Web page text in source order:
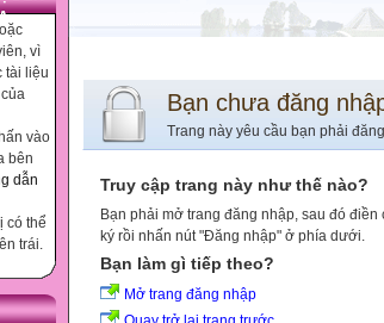
...
vì
tài liệu
vào
bên
dẫn
có thể
trái.
Bạn chưa đăng
Trang này yêu cầu bạn phải
Truy cập trang này như thế nào?
Bạn phải mở trang đăng nhập, sau đó
ký rồi nhấn nút "Đăng nhập" ở phía dưới.
Bạn làm gì tiếp theo?
Mở trang đăng nhập